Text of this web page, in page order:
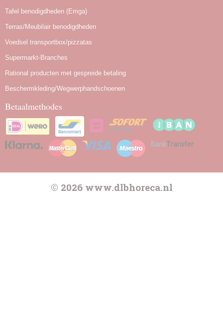
Tafel benodigdheden (Emga)
Terras/Meubilair benodigdheden
Voedsel transportbox/pizzatas
Supermarkt-Branches
Rational producten met gespreide betaling
Beschermkleding/Wegwerphandschoenen
Betaalmethodes
© 2026 www.dlbhoreca.nl